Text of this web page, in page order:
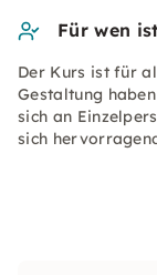
Für wen
Der Kurs ist für
Gestaltung
sich an
sich